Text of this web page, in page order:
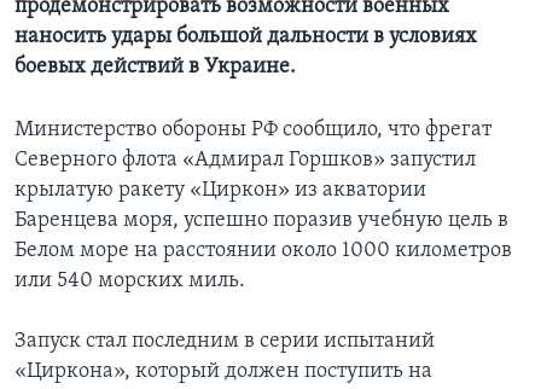
продемонстрировать возможности военных
наносить удары большой дальности в условиях
боевых действий в Украине.
Министерство обороны РФ сообщило, что фрегат
Северного флота «Адмирал Горшков» запустил
крылатую ракету «Циркон» из акватории
Баренцева моря, успешно поразив учебную цель в
Белом море на расстоянии около 1000 километров
или 540 морских миль.
Запуск стал последним в серии испытаний
«Циркона», который должен поступить на